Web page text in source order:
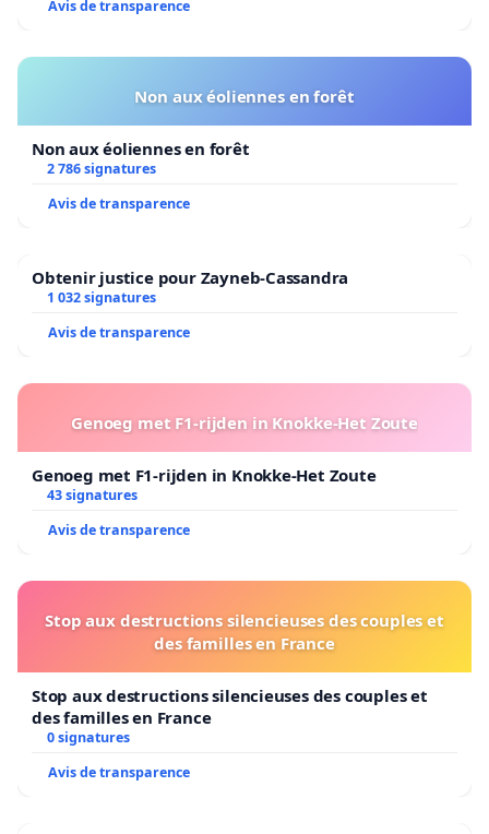
Avis de transparence
Non aux éoliennes en forêt
Non aux éoliennes en forêt
2 786 signatures
Avis de transparence
Obtenir justice pour Zayneb-Cassandra
1 032 signatures
Avis de transparence
Genoeg met F1-rijden in Knokke-Het Zoute
Genoeg met F1-rijden in Knokke-Het Zoute
43 signatures
Avis de transparence
Stop aux destructions silencieuses des couples et
des familles en France
Stop aux destructions silencieuses des couples et
des familles en France
0 signatures
Avis de transparence